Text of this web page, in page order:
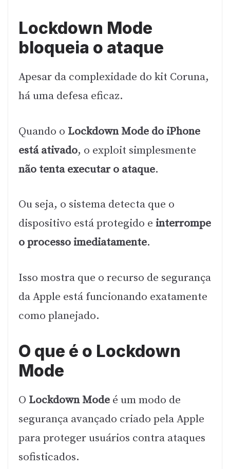
Lockdown Mode
bloqueia o ataque
Apesar da complexidade do kit Coruna,
há uma defesa eficaz.
Quando o Lockdown Mode do iPhone
está ativado, o exploit simplesmente
não tenta executar o ataque.
Ou seja, o sistema detecta que o
dispositivo está protegido e interrompe
o processo imediatamente.
Isso mostra que o recurso de segurança
da Apple está funcionando exatamente
como planejado.
O que é o Lockdown
Mode
O Lockdown Mode é um modo de
segurança avançado criado pela Apple
para proteger usuários contra ataques
sofisticados.